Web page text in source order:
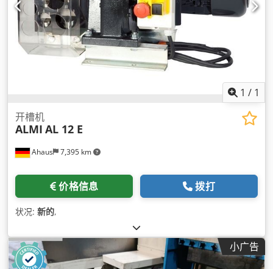
1 / 1
Ahaus 7,395 km
开槽机
ALMI AL 12 E
价格信息 拨打
状况: 新的,
小广告